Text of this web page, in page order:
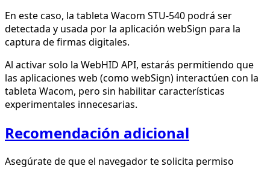
En este caso, la tableta Wacom STU-540 podrá ser
detectada y usada por la aplicación webSign para la
captura de firmas digitales.
Al activar solo la WebHID API, estarás permitiendo que
las aplicaciones web (como webSign) interactúen con la
tableta Wacom, pero sin habilitar características
experimentales innecesarias.
Recomendación adicional
Asegúrate de que el navegador te solicita permiso